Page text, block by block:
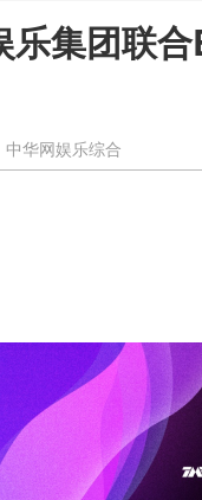
乐集团联
中华网娱乐综合